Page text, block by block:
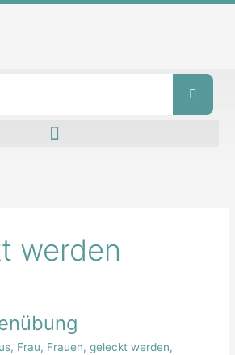
werden
, Frau, Frauen,geleckt werden,